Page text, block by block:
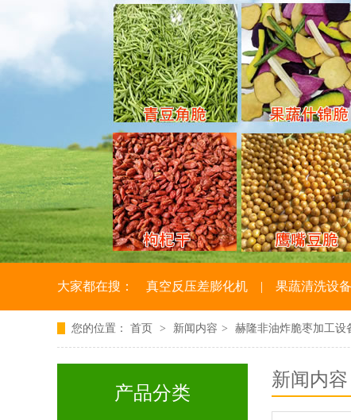
大家都在搜： 真空反压差膨化机 | 果蔬清洗设备
您的位置： 首页 > 新闻内容 > 赫隆非油炸脆枣加工设
产品分类
新闻内容